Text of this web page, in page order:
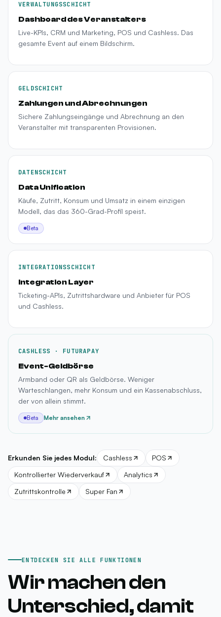
VERWALTUNGSSCHICHT
Dashboard des Veranstalters
Live-KPIs, CRM und Marketing, POS und Cashless. Das
gesamte Event auf einem Bildschirm.
GELDSCHICHT
Zahlungen und Abrechnungen
Sichere Zahlungseingänge und Abrechnung an den
Veranstalter mit transparenten Provisionen.
DATENSCHICHT
Data Unification
Käufe, Zutritt, Konsum und Umsatz in einem einzigen
Modell, das das 360-Grad-Profil speist.
Beta
INTEGRATIONSSCHICHT
Integration Layer
Ticketing-APIs, Zutrittshardware und Anbieter für POS
und Cashless.
CASHLESS · FUTURAPAY
Event-Geldbörse
Armband oder QR als Geldbörse. Weniger
Warteschlangen, mehr Konsum und ein Kassenabschluss,
der von allein stimmt.
Beta Mehr ansehen
Erkunden Sie jedes Modul: Cashless
POS
Kontrollierter Wiederverkauf
Analytics
Zutrittskontrolle
Super Fan
ENTDECKEN SIE ALLE FUNKTIONEN
Wir machen den
Unterschied, damit